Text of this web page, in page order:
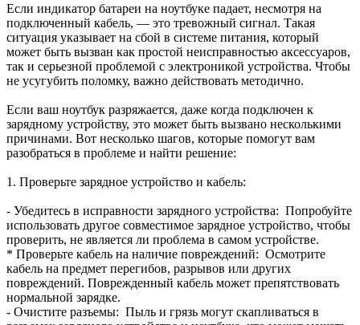
Если индикатор батареи на ноутбуке падает, несмотря на
подключенный кабель, — это тревожный сигнал. Такая
ситуация указывает на сбой в системе питания, который
может быть вызван как простой неисправностью аксессуаров,
так и серьезной проблемой с электроникой устройства. Чтобы
не усугубить поломку, важно действовать методично.
Если ваш ноутбук разряжается, даже когда подключен к
зарядному устройству, это может быть вызвано несколькими
причинами. Вот несколько шагов, которые помогут вам
разобраться в проблеме и найти решение:
1. Проверьте зарядное устройство и кабель:
- Убедитесь в исправности зарядного устройства: Попробуйте
использовать другое совместимое зарядное устройство, чтобы
проверить, не является ли проблема в самом устройстве.
* Проверьте кабель на наличие повреждений: Осмотрите
кабель на предмет перегибов, разрывов или других
повреждений. Поврежденный кабель может препятствовать
нормальной зарядке.
- Очистите разъемы: Пыль и грязь могут скапливаться в